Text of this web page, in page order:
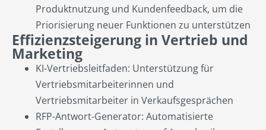
Produktnutzung und Kundenfeedback, um die
Priorisierung neuer Funktionen zu unterstützen
Effizienzsteigerung in Vertrieb und
Marketing
KI-Vertriebsleitfaden: Unterstützung für
Vertriebsmitarbeiterinnen und
Vertriebsmitarbeiter in Verkaufsgesprächen
RFP-Antwort-Generator: Automatisierte